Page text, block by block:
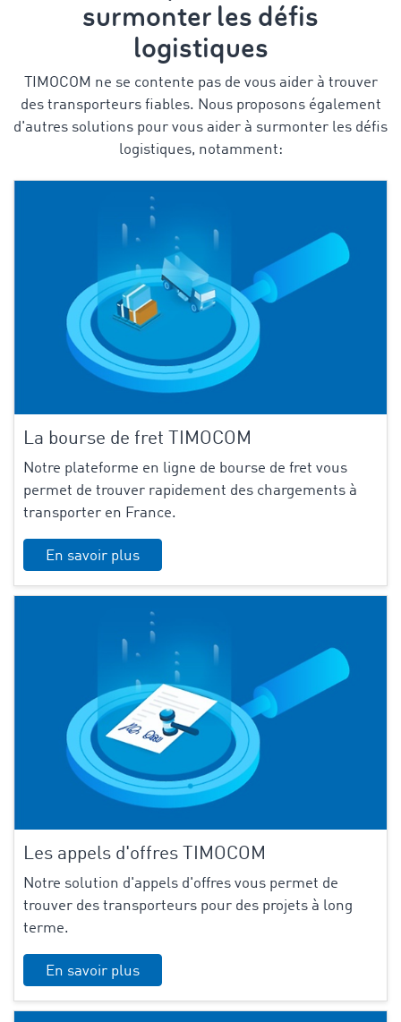
surmonter les défis
logistiques
TIMOCOM ne se contente pas de vous aider à trouver
des transporteurs fiables. Nous proposons également
d'autres solutions pour vous aider à surmonter les défis
logistiques, notamment:
La bourse de fret TIMOCOM
Notre plateforme en ligne de bourse de fret vous
permet de trouver rapidement des chargements à
transporter en France.
En savoir plus
Les appels d'offres TIMOCOM
Notre solution d'appels d'offres vous permet de
trouver des transporteurs pour des projets à long
terme.
En savoir plus